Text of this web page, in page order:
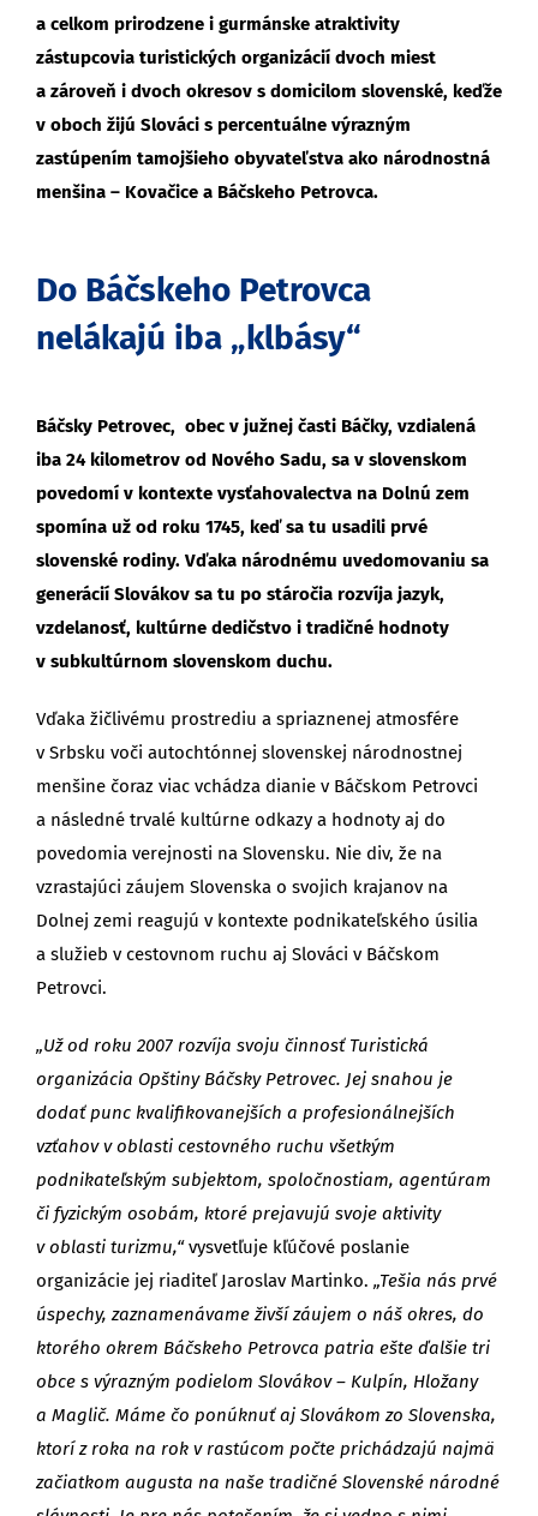
a celkom prirodzene i gurmánske atraktivity
zástupcovia turistických organizácií dvoch miest
a zároveň i dvoch okresov s domicilom slovenské, keďže
v oboch žijú Slováci s percentuálne výrazným
zastúpením tamojšieho obyvateľstva ako národnostná
menšina – Kovačice a Báčskeho Petrovca.
Do Báčskeho Petrovca
nelákajú iba „klbásy“
Báčsky Petrovec, obec v južnej časti Báčky, vzdialená
iba 24 kilometrov od Nového Sadu, sa v slovenskom
povedomí v kontexte vysťahovalectva na Dolnú zem
spomína už od roku 1745, keď sa tu usadili prvé
slovenské rodiny. Vďaka národnému uvedomovaniu sa
generácií Slovákov sa tu po stáročia rozvíja jazyk,
vzdelanosť, kultúrne dedičstvo i tradičné hodnoty
v subkultúrnom slovenskom duchu.
Vďaka žičlivému prostrediu a spriaznenej atmosfére
v Srbsku voči autochtónnej slovenskej národnostnej
menšine čoraz viac vchádza dianie v Báčskom Petrovci
a následné trvalé kultúrne odkazy a hodnoty aj do
povedomia verejnosti na Slovensku. Nie div, že na
vzrastajúci záujem Slovenska o svojich krajanov na
Dolnej zemi reagujú v kontexte podnikateľského úsilia
a služieb v cestovnom ruchu aj Slováci v Báčskom
Petrovci.
„Už od roku 2007 rozvíja svoju činnosť Turistická
organizácia Opštiny Báčsky Petrovec. Jej snahou je
dodať punc kvalifikovanejších a profesionálnejších
vzťahov v oblasti cestovného ruchu všetkým
podnikateľským subjektom, spoločnostiam, agentúram
či fyzickým osobám, ktoré prejavujú svoje aktivity
v oblasti turizmu,“vysvetľuje kľúčové poslanie
organizácie jej riaditeľ Jaroslav Martinko. „Tešia nás prvé
úspechy, zaznamenávame živší záujem o náš okres, do
ktorého okrem Báčskeho Petrovca patria ešte ďalšie tri
obce s výrazným podielom Slovákov – Kulpín, Hložany
a Maglič. Máme čo ponúknuť aj Slovákom zo Slovenska,
ktorí z roka na rok v rastúcom počte prichádzajú najmä
začiatkom augusta na naše tradičné Slovenské národné